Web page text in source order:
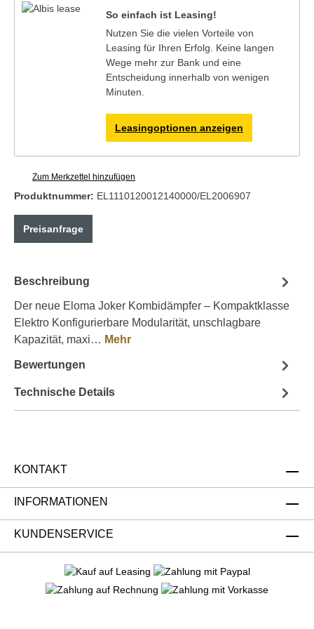
So einfach ist Leasing!
Nutzen Sie die vielen Vorteile von
Leasing für Ihren Erfolg. Keine langen
Wege mehr zur Bank und eine
Entscheidung innerhalb von wenigen
Minuten.
Leasingoptionen anzeigen
Zum Merkzettel hinzufügen
Produktnummer: EL1110120012140000/EL2006907
Preisanfrage
Beschreibung
Der neue Eloma Joker Kombidämpfer – Kompaktklasse
Elektro Konfigurierbare Modularität, unschlagbare
Kapazität, maxi… Mehr
Bewertungen
Technische Details
KONTAKT
INFORMATIONEN
KUNDENSERVICE